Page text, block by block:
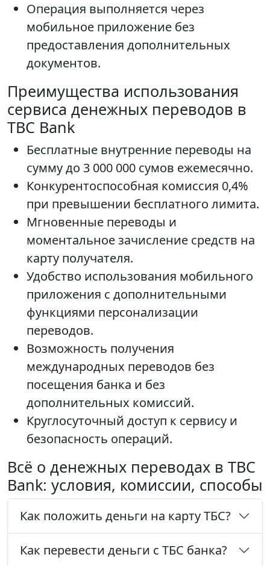
Операция выполняется через
мобильное приложение без
предоставления дополнительных
документов.
Преимущества использования
сервиса денежных переводов в
TBC Bank
Бесплатные внутренние переводы на
сумму до 3 000 000 сумов ежемесячно.
Конкурентоспособная комиссия 0,4%
при превышении бесплатного лимита.
Мгновенные переводы и
моментальное зачисление средств на
карту получателя.
Удобство использования мобильного
приложения с дополнительными
функциями персонализации
переводов.
Возможность получения
международных переводов без
посещения банка и без
дополнительных комиссий.
Круглосуточный доступ к сервису и
безопасность операций.
Всё о денежных переводах в TBC
Bank: условия, комиссии, способы
Как положить деньги на карту ТБС?
Как перевести деньги с ТБС банка?